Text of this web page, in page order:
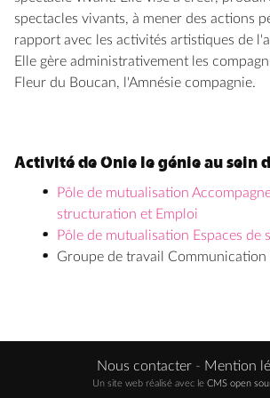
spectacles vivants, à mener des actions
rapport avec les activités artistiques de
Elle gère administrativement les
Fleur du Boucan, l'Amnésie compagnie.
Activité de Onie le génie au sein
Pôle de mutualisation
structuration et Emploi
Pôle de mutualisation Espaces de
Groupe de travail Communication
Nous contacter- Mention
Un site web réalisé avec le CMS open